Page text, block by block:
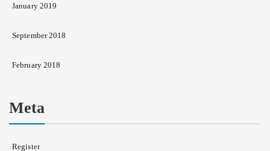
January 2019
September 2018
February 2018
Meta
Register